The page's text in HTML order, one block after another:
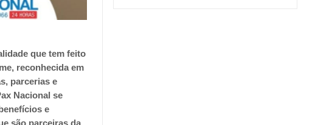
que tem feito
reconhecida em
parcerias e
Nacional se
e
são parceiras da